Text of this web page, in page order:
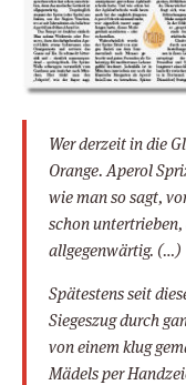
Wer derzeit in die
Orange. Aperol
wie man so sagt,
schon
allgegenwärtig. (…)
Spätestens seit
Siegeszug durch
von einem klug
Mädels per